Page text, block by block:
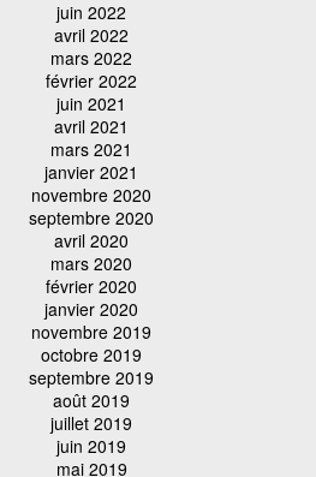
juin 2022
avril 2022
mars 2022
février 2022
juin 2021
avril 2021
mars 2021
janvier 2021
novembre 2020
septembre 2020
avril 2020
mars 2020
février 2020
janvier 2020
novembre 2019
octobre 2019
septembre 2019
août 2019
juillet 2019
juin 2019
mai 2019